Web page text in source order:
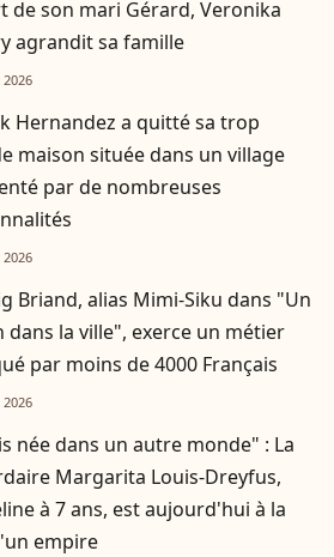
de son mari Gérard, Veronika
agrandit sa famille
Hernandez a quitté sa trop
maison située dans un village
par de nombreuses
Briand, alias Mimi-Siku dans "Un
dans la ville", exerce un métier
par moins de 4000 Français
née dans un autre monde" : La
Margarita Louis-Dreyfus,
à 7 ans, est aujourd'hui à la
empire